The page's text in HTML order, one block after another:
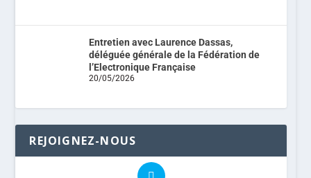
Entretien avec Laurence Dassas,
déléguée générale de la Fédération de
l’Electronique Française
20/05/2026
REJOIGNEZ-NOUS